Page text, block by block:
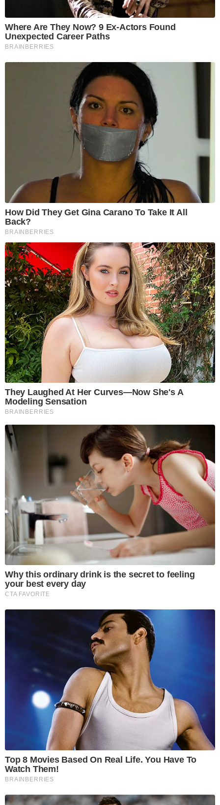
Where Are They Now? 9 Ex-Actors Found
Unexpected Career Paths
BRAINBERRIES
How Did They Get Gina Carano To Take It All
Back?
BRAINBERRIES
They Laughed At Her Curves—Now She's A
Modeling Sensation
BRAINBERRIES
Why this ordinary drink is the secret to feeling
your best every day
CTA FAVORITE
Top 8 Movies Based On Real Life. You Have To
Watch Them!
BRAINBERRIES